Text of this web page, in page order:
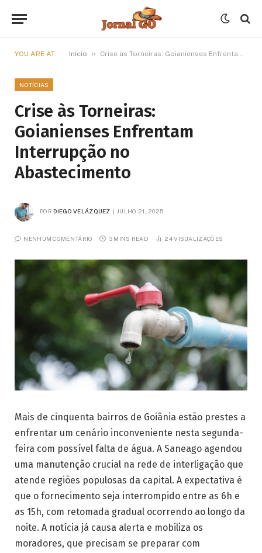
YOU ARE AT: Início » Crise às Torneiras: Goianienses Enfrentam Interrupção no Abastecimento
NOTÍCIAS
Crise às Torneiras:
Goianienses Enfrentam
Interrupção no
Abastecimento
POR DIEGO VELÁZQUEZ JULHO 21, 2025
NENHUM COMENTÁRIO 3 MINS READ 24VISUALIZAÇÕES
Mais de cinquenta bairros de Goiânia estão prestes a
enfrentar um cenário inconveniente nesta segunda-
feira com possível falta de água. A Saneago agendou
uma manutenção crucial na rede de interligação que
atende regiões populosas da capital. A expectativa é
que o fornecimento seja interrompido entre as 6h e
as 15h, com retomada gradual ocorrendo ao longo da
noite. A notícia já causa alerta e mobiliza os
moradores, que precisam se preparar com